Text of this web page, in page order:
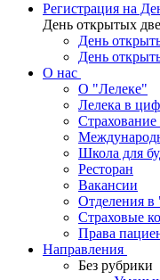
Регистрация на
День открытых
День
День
О нас
О "Лелеке"
Лелека в
Школа для
Ресторан
Вакансии
Отделения в
Страховые
Права
Направления
Без рубрики